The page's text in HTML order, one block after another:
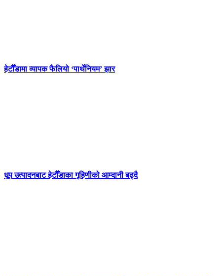
हेटौँडामा व्यापक फैलियो ‘पार्थेनियम’ झार
धूप उत्पादनबाट हेटौँडाका गृहिणीको आम्दानी बढ्दै